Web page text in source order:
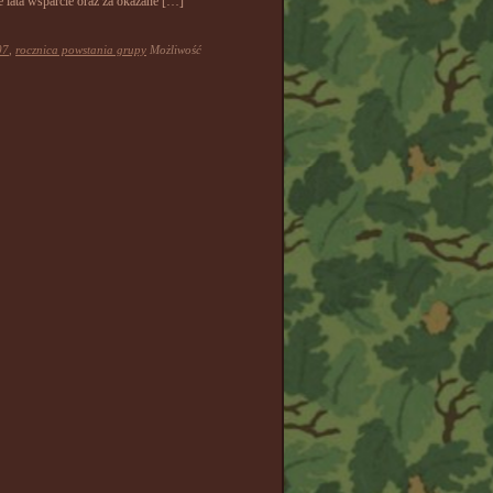
rocznica powstania grupy Możliwość